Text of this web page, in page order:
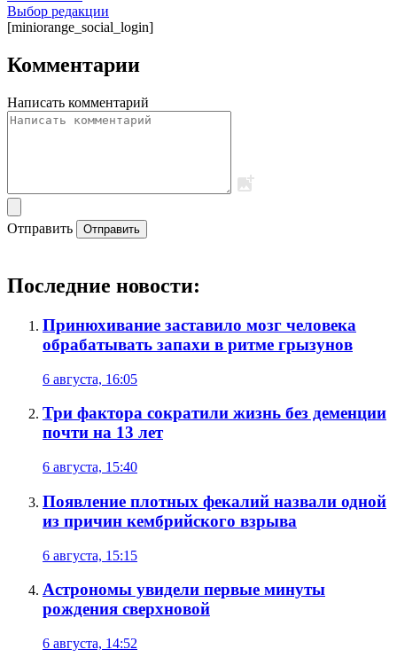
Выбор редакции
[miniorange_social_login]
Комментарии
Написать комментарий
Отправить Отправить
Последние новости:
Принюхивание заставило мозг человека
обрабатывать запахи в ритме грызунов
6 августа, 16:05
Три фактора сократили жизнь без деменции
почти на 13 лет
6 августа, 15:40
Появление плотных фекалий назвали одной
из причин кембрийского взрыва
6 августа, 15:15
Астрономы увидели первые минуты
рождения сверхновой
6 августа, 14:52